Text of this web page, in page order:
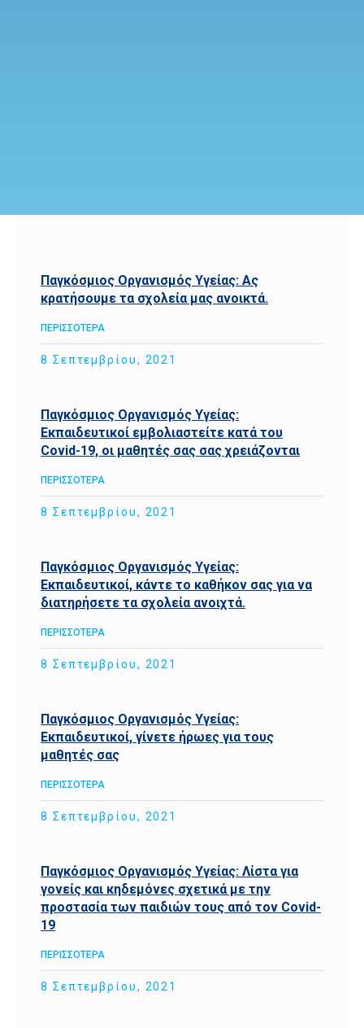
Παγκόσμιος Οργανισμός Υγείας: Ας
κρατήσουμε τα σχολεία μας ανοικτά.
ΠΕΡΙΣΣΟΤΕΡΑ
8 Σεπτεμβρίου, 2021
Παγκόσμιος Οργανισμός Υγείας:
Εκπαιδευτικοί εμβολιαστείτε κατά του
Covid-19, οι μαθητές σας σας χρειάζονται
ΠΕΡΙΣΣΟΤΕΡΑ
8 Σεπτεμβρίου, 2021
Παγκόσμιος Οργανισμός Υγείας:
Εκπαιδευτικοί, κάντε το καθήκον σας για να
διατηρήσετε τα σχολεία ανοιχτά.
ΠΕΡΙΣΣΟΤΕΡΑ
8 Σεπτεμβρίου, 2021
Παγκόσμιος Οργανισμός Υγείας:
Εκπαιδευτικοί, γίνετε ήρωες για τους
μαθητές σας
ΠΕΡΙΣΣΟΤΕΡΑ
8 Σεπτεμβρίου, 2021
Παγκόσμιος Οργανισμός Υγείας: Λίστα για
γονείς και κηδεμόνες σχετικά με την
προστασία των παιδιών τους από τον Covid-
19
ΠΕΡΙΣΣΟΤΕΡΑ
8 Σεπτεμβρίου, 2021